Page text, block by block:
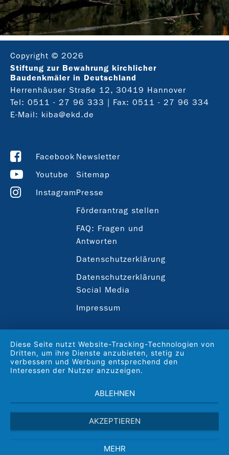
Copyright © 2026
Stiftung zur Bewahrung kirchlicher
Baudenkmäler in Deutschland
Herrenhäuser Straße 12, 30419 Hannover
Tel: 0511 - 27 96 333 | Fax: 0511 - 27 96 334
E-Mail: kiba@ekd.de
Facebook
Youtube
Instagram
Newsletter
Sitemap
Presse
Förderantrag stellen
FAQ: Fragen und
Antworten
Datenschutzerklärung
Datenschutzerklärung
Social Media
Impressum
Diese Seite nutzt Website-Tracking-Technologien von
Dritten, um ihre Dienste anzubieten, stetig zu
verbessern und Werbung entsprechend den
Interessen der Nutzer anzuzeigen.
ABLEHNEN
AKZEPTIEREN
MEHR